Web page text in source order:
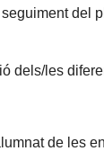
del
dels/les
de les